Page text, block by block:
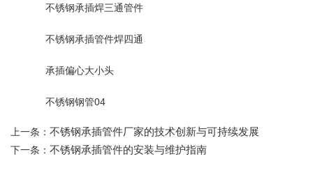
不锈钢承插焊三通管件
不锈钢承插管件焊四通
承插偏心大小头
不锈钢钢管04
上一条： 不锈钢承插管件厂家的技术创新与可持续发展
下一条： 不锈钢承插管件的安装与维护指南